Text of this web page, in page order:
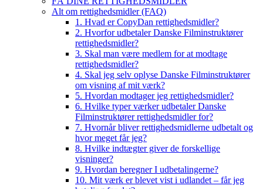
Alt om rettighedsmidler (FAQ)
1. Hvad er CopyDan rettighedsmidler?
2. Hvorfor udbetaler Danske Filminstruktører
rettighedsmidler?
3. Skal man være medlem for at modtage
rettighedsmidler?
4. Skal jeg selv oplyse Danske Filminstruktører
om visning af mit værk?
5. Hvordan modtager jeg rettighedsmidler?
6. Hvilke typer værker udbetaler Danske
Filminstruktører rettighedsmidler for?
7. Hvornår bliver rettighedsmidlerne udbetalt og
hvor meget får jeg?
8. Hvilke indtægter giver de forskellige
visninger?
9. Hvordan beregner I udbetalingerne?
10. Mit værk er blevet vist i udlandet – får jeg